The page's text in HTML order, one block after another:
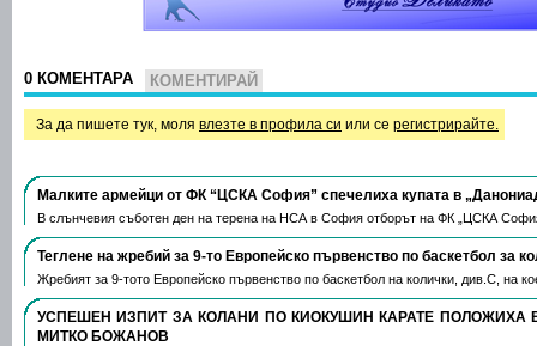
0 КОМЕНТАРА КОМЕНТИРАЙ
За да пишете тук, моля влезте в профила си или се регистрирайте.
Малките армейци от ФК “ЦСКА София” спечелиха купата в
В слънчевия съботен ден на терена на НСА в София отборът на ФК „ЦСКА
Теглене на жребий за 9-то Европейско първенство по баскетбол за
Жребият за 9-тото Европейско първенство по баскетбол на колички, див.С, на
УСПЕШЕН ИЗПИТ ЗА КОЛАНИ ПО КИОКУШИН КАРАТЕ ПОЛОЖИХА
МИТКО БОЖАНОВ